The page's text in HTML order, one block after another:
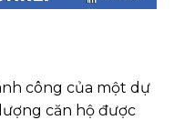
công của một dự
căn hộ được